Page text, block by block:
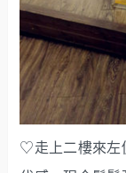
♡走上二樓來左